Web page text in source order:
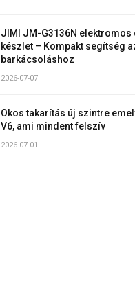
JIMI JM-G3136N elektromos
készlet – Kompakt segítség
barkácsoláshoz
2026-07-07
Okos takarítás új szintre
V6, ami mindent felszív
2026-07-01